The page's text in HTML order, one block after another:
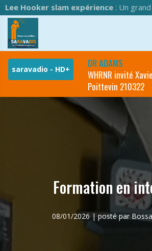
Lee Hooker slam expérience : Un grand bonjour à l'équipe
DR ADAMS
WHRNR invité
Poittevin 210322
Formation en
08/01/2026 | posté par